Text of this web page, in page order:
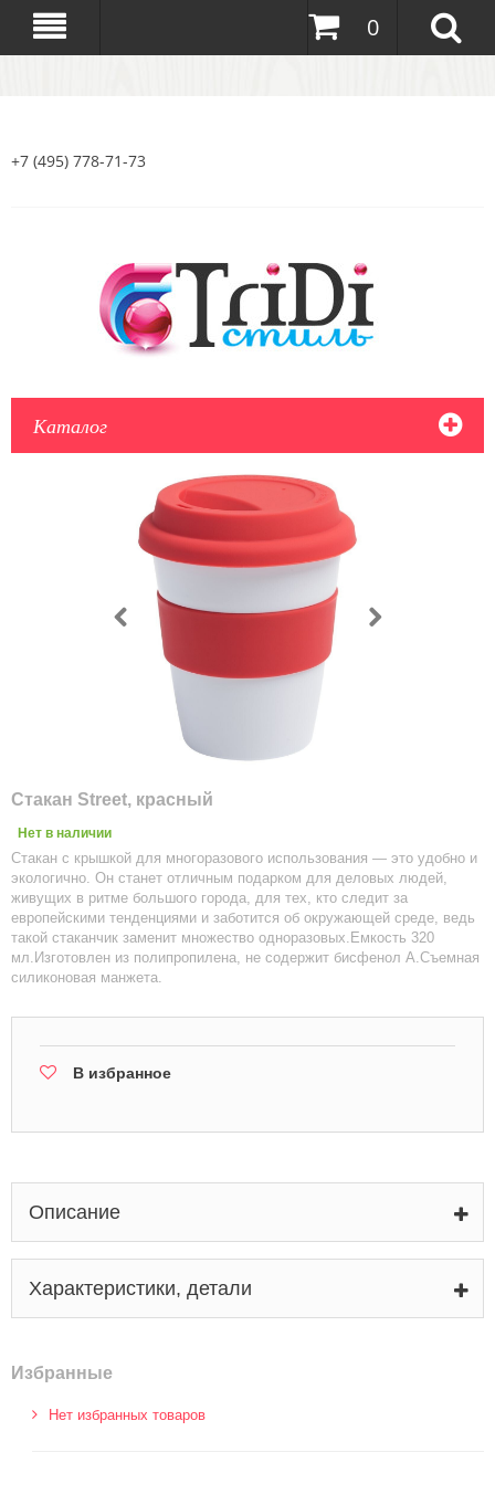
0
+7 (495) 778-71-73
Каталог
Стакан Street, красный
Нет в наличии
Стакан с крышкой для многоразового использования — это удобно и
экологично. Он станет отличным подарком для деловых людей,
живущих в ритме большого города, для тех, кто следит за
европейскими тенденциями и заботится об окружающей среде, ведь
такой стаканчик заменит множество одноразовых.Емкость 320
мл.Изготовлен из полипропилена, не содержит бисфенол А.Съемная
силиконовая манжета.
В избранное
Описание
Характеристики, детали
Избранные
Нет избранных товаров